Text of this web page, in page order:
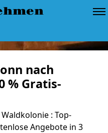
nach
% Gratis-
: Top-
Angebote in 3